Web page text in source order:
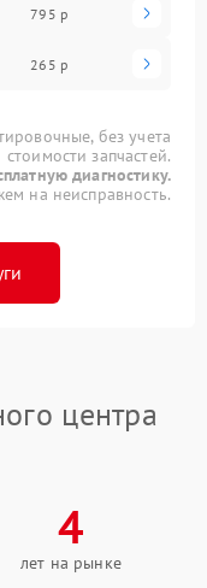
795 р
265 р
без учета
стоимости запчастей.
диагностику.
на неисправность.
центра
4
лет на рынке